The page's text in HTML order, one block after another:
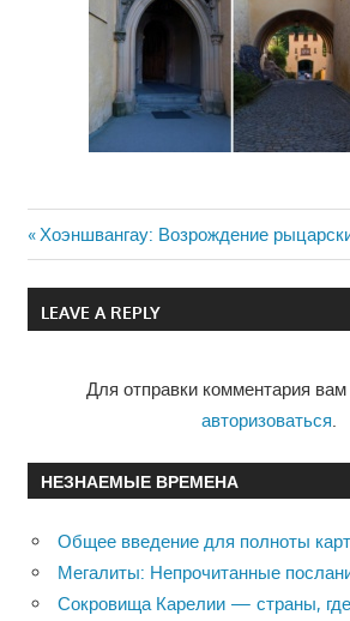
Навигация
по
Previous
Post:
Хоэншвангау: Возрождение
LEAVE A REPLY
Для отправки комментария
авторизоваться
НЕЗНАЕМЫЕ ВРЕМЕНА
Общее введение для полноты
Мегалиты: Непрочитанные
Сокровища Карелии — страны,